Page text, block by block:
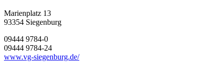
Marienplatz 13
93354 Siegenburg
09444 9784-0
09444 9784-24
www.vg-siegenburg.de/